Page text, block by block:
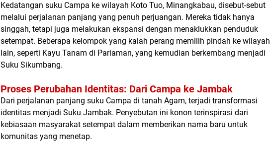
Kedatangan suku Campa ke wilayah Koto Tuo, Minangkabau, disebut-sebut
melalui perjalanan panjang yang penuh perjuangan. Mereka tidak hanya
singgah, tetapi juga melakukan ekspansi dengan menaklukkan penduduk
setempat. Beberapa kelompok yang kalah perang memilih pindah ke wilayah
lain, seperti Kayu Tanam di Pariaman, yang kemudian berkembang menjadi
Suku Sikumbang.
Proses Perubahan Identitas: Dari Campa ke Jambak
Dari perjalanan panjang suku Campa di tanah Agam, terjadi transformasi
identitas menjadi Suku Jambak. Penyebutan ini konon terinspirasi dari
kebiasaan masyarakat setempat dalam memberikan nama baru untuk
komunitas yang menetap.